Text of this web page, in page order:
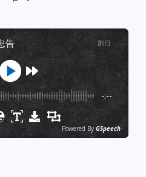
告 剧目 :-
-:--
Powered By GSpeech